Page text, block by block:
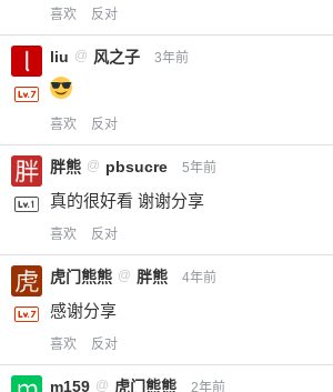
喜欢 反对
liu @ 风之子 3年前
喜欢 反对
胖熊 @ pbsucre 5年前
真的很好看 谢谢分享
喜欢 反对
虎门熊熊 @ 胖熊 4年前
感谢分享
喜欢 反对
m159 @ 虎门熊熊 2年前